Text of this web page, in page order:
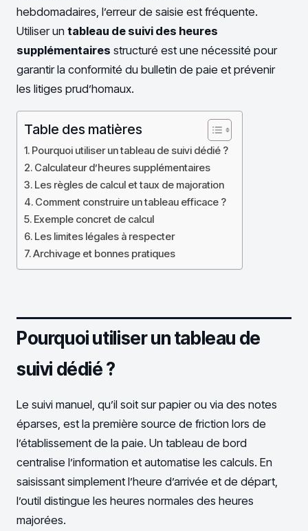
hebdomadaires, l’erreur de saisie est fréquente.
Utiliser un tableau de suivi des heures
supplémentaires structuré est une nécessité pour
garantir la conformité du bulletin de paie et prévenir
les litiges prud’homaux.
Table des matières
Pourquoi utiliser un tableau de suivi dédié ?
Calculateur d’heures supplémentaires
Les règles de calcul et taux de majoration
Comment construire un tableau efficace ?
Exemple concret de calcul
Les limites légales à respecter
Archivage et bonnes pratiques
Pourquoi utiliser un tableau de
suivi dédié ?
Le suivi manuel, qu’il soit sur papier ou via des notes
éparses, est la première source de friction lors de
l’établissement de la paie. Un tableau de bord
centralise l’information et automatise les calculs. En
saisissant simplement l’heure d’arrivée et de départ,
l’outil distingue les heures normales des heures
majorées.